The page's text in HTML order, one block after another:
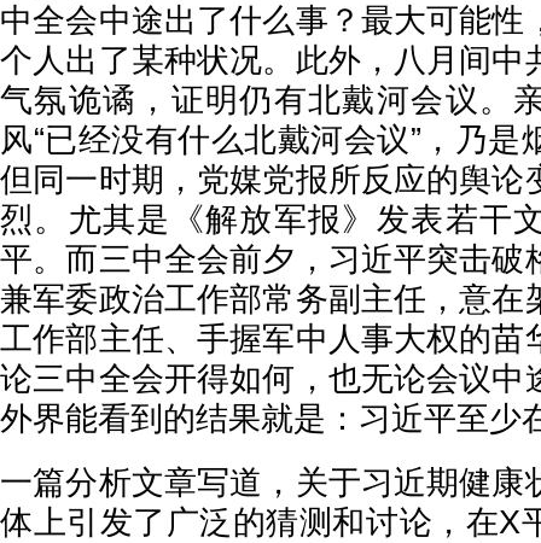
中全会中途出了什么事？最大可能性
个人出了某种状况。此外，八月间中
气氛诡谲，证明仍有北戴河会议。
风“已经没有什么北戴河会议”，乃是
但同一时期，党媒党报所反应的舆论
烈。尤其是《解放军报》发表若干
平。而三中全会前夕，习近平突击破
兼军委政治工作部常务副主任，意在
工作部主任、手握军中人事大权的苗
论三中全会开得如何，也无论会议中
外界能看到的结果就是：习近平至少
一篇分析文章写道，关于习近期健康
体上引发了广泛的猜测和讨论，在X